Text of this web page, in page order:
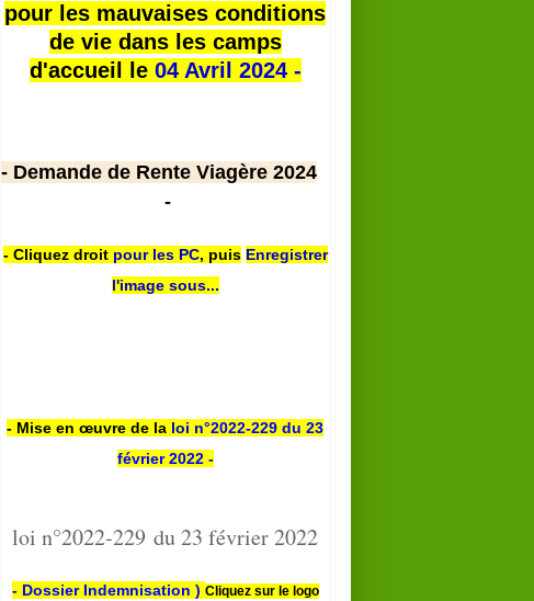
pour les mauvaises conditions
de vie dans les camps
d'accueil le 04 Avril 2024 -
- Demande de Rente Viagère 2024
-
- Cliquez droit pour les PC, puis Enregistrer
l'image sous...
- Mise en œuvre de la loi n°2022-229 du 23
février 2022 -
loi n°2022-229 du 23 février 2022
- Dossier Indemnisation ) Cliquez sur le logo